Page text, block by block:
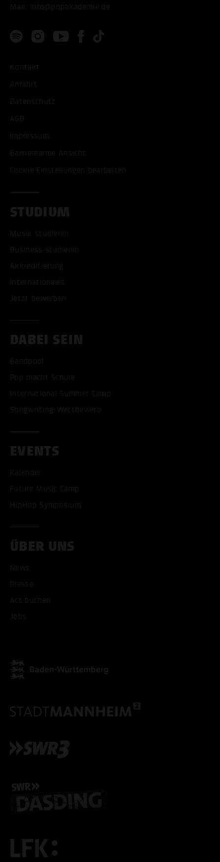
Mail:
info@popakademie.de
Kontakt
Anfahrt
Datenschutz
AGB
Impressum
Barrierearme Ansicht
Cookie Einstellungen bearbeiten
STUDIUM
Musik studieren
Business studieren
Akkreditierung
Internationales
Jetzt bewerben
DABEI SEIN
Bandpool
Pop macht Schule
International Summer Camp
Songwriting-Wettbewerb
EVENTS
Kalender
Future Music Camp
HipHop Symposium
ÜBER UNS
News
Presse
Act buchen
Jobs